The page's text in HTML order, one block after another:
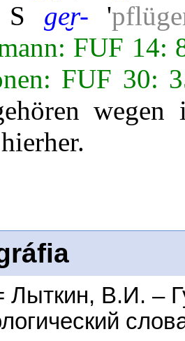
ge̮r- '
FUF 14:
FUF 30:
wegen
Лыткин, В.И. –